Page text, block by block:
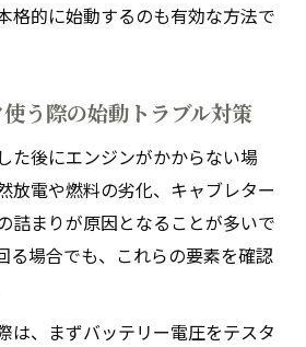
格的に始動するのも有効な方法で
う際の始動トラブル対策
た後にエンジンがかからない場
放電や燃料の劣化、キャブレター
詰まりが原因となることが多いで
る場合でも、これらの要素を確認
は、まずバッテリー電圧をテスタ